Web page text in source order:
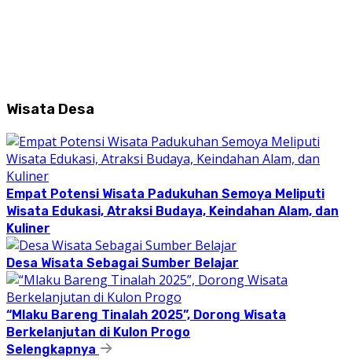
Wisata Desa
Empat Potensi Wisata Padukuhan Semoya Meliputi
Wisata Edukasi, Atraksi Budaya, Keindahan Alam, dan
Kuliner
Desa Wisata Sebagai Sumber Belajar
“Mlaku Bareng Tinalah 2025”, Dorong Wisata
Berkelanjutan di Kulon Progo
Selengkapnya